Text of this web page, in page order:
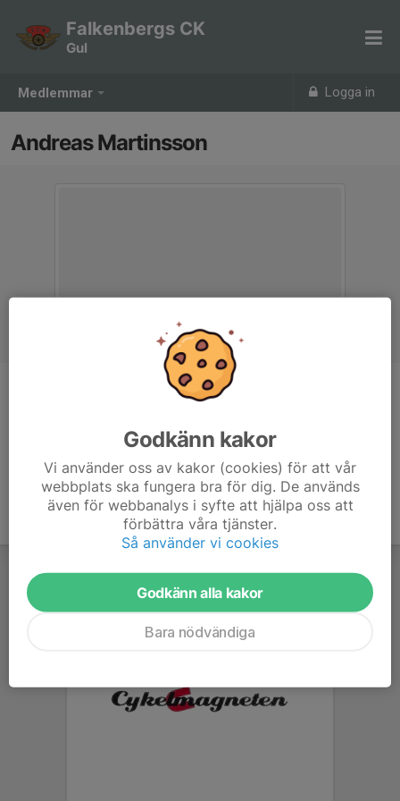
Medlemmar Logga in
Falkenbergs CK
Gul
Andreas Martinsson
Godkänn kakor
Vi använder oss av kakor (cookies) för att vår
webbplats ska fungera bra för dig. De används
även för webbanalys i syfte att hjälpa oss att
förbättra våra tjänster.
Så använder vi cookies
Godkänn alla kakor
Bara nödvändiga